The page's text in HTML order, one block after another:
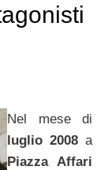
Nel mese di
luglio 2008 a
Piazza Affari